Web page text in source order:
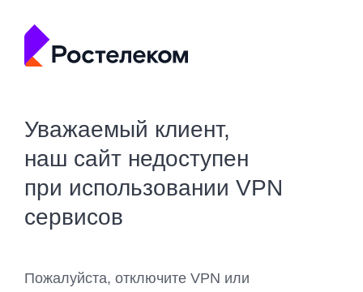
Уважаемый клиент,
наш сайт недоступен
при использовании VPN
сервисов
Пожалуйста, отключите VPN или